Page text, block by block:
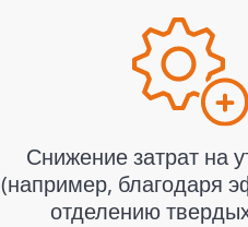
Снижение затрат на
(например, благодаря
отделению